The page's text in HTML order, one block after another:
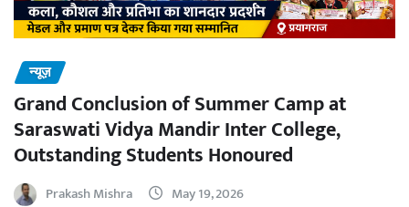
न्यूज़
Grand Conclusion of Summer Camp at
Saraswati Vidya Mandir Inter College,
Outstanding Students Honoured
Prakash Mishra May 19, 2026